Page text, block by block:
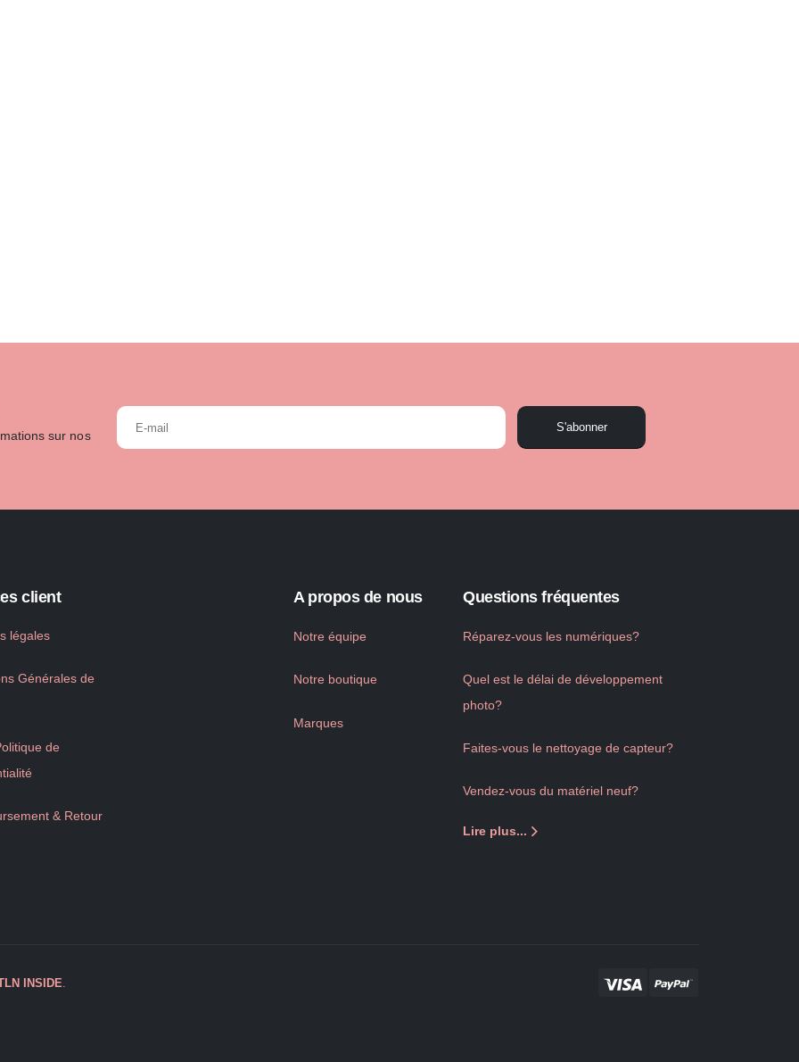
sur nos
S'abonner
client
légales
Générales de
de
& Retour
A propos de nous
Notre équipe
Notre boutique
Marques
Questions fréquentes
Réparez-vous les numériques?
Quel est le délai de développement
photo?
Faites-vous le nettoyage de capteur?
Vendez-vous du matériel neuf?
Lire plus...
INSIDE.